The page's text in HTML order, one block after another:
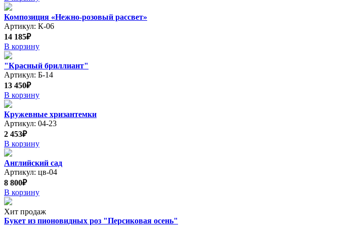
Композиция «Нежно-розовый рассвет»
Артикул: К-06
14 185₽
В корзину
"Красный бриллиант"
Артикул: Б-14
13 450₽
В корзину
Кружевные хризантемки
Артикул: 04-23
2 453₽
В корзину
Английский сад
Артикул: цв-04
8 800₽
В корзину
Хит продаж
Букет из пионовидных роз "Персиковая осень"